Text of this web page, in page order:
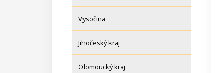
Vysočina
Jihočeský kraj
Olomoucký kraj